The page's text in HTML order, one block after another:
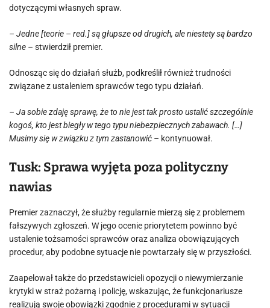
dotyczącymi własnych spraw.
– Jedne [teorie – red.] są głupsze od drugich, ale niestety są bardzo
silne – stwierdził premier.
Odnosząc się do działań służb, podkreślił również trudności
związane z ustaleniem sprawców tego typu działań.
– Ja sobie zdaję sprawę, że to nie jest tak prosto ustalić szczególnie
kogoś, kto jest biegły w tego typu niebezpiecznych zabawach. […]
Musimy się w związku z tym zastanowić – kontynuował.
Tusk: Sprawa wyjęta poza polityczny
nawias
Premier zaznaczył, że służby regularnie mierzą się z problemem
fałszywych zgłoszeń. W jego ocenie priorytetem powinno być
ustalenie tożsamości sprawców oraz analiza obowiązujących
procedur, aby podobne sytuacje nie powtarzały się w przyszłości.
Zaapelował także do przedstawicieli opozycji o niewymierzanie
krytyki w straż pożarną i policję, wskazując, że funkcjonariusze
realizują swoje obowiązki zgodnie z procedurami w sytuacji